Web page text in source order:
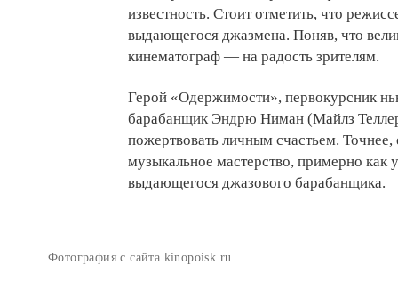
известность. Стоит отметить, что
выдающегося джазмена. Поняв, что
кинематограф — на радость зрителям.
Герой «Одержимости», первокурсник
барабанщик Эндрю Ниман (Майлз
пожертвовать личным счастьем.
музыкальное мастерство, примерно
выдающегося джазового барабанщика.
Фотография с сайта kinopoisk.ru